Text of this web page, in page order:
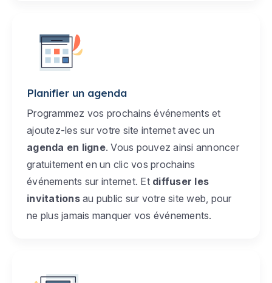
Planifier un agenda
Programmez vos prochains événements et
ajoutez-les sur votre site internet avec un
agenda en ligne. Vous pouvez ainsi annoncer
gratuitement en un clic vos prochains
événements sur internet. Et diffuser les
invitationsau public sur votre site web, pour
ne plus jamais manquer vos événements.